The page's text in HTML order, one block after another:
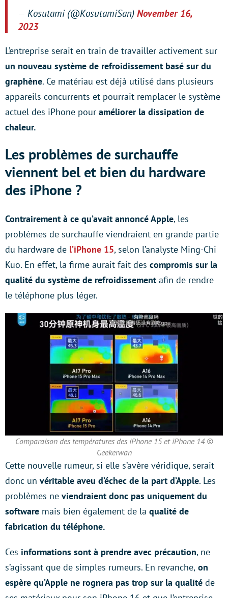
— Kosutami (@KosutamiSan) November 16,
2023
L’entreprise serait en train de travailler activement sur
un nouveau système de refroidissement basé sur du
graphène. Ce matériau est déjà utilisé dans plusieurs
appareils concurrents et pourrait remplacer le système
actuel des iPhone pour améliorer la dissipation de
chaleur.
Les problèmes de surchauffe
viennent bel et bien du hardware
des iPhone ?
Contrairement à ce qu’avait annoncé Apple, les
problèmes de surchauffe viendraient en grande partie
du hardware de l’iPhone 15, selon l’analyste Ming-Chi
Kuo. En effet, la firme aurait fait des compromis sur la
qualité du système de refroidissement afin de rendre
le téléphone plus léger.
Comparaison des températures des iPhone 15 et iPhone 14 ©
Geekerwan
Cette nouvelle rumeur, si elle s’avère véridique, serait
donc un véritable aveu d’échec de la part d’Apple. Les
problèmes ne viendraient donc pas uniquement du
software mais bien également de la qualité de
fabrication du téléphone.
Ces informations sont à prendre avec précaution, ne
s’agissant que de simples rumeurs. En revanche, on
espère qu’Apple ne rognera pas trop sur la qualité de